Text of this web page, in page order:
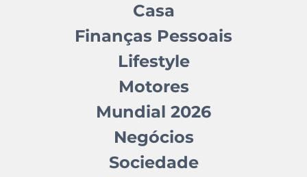
Casa
Finanças Pessoais
Lifestyle
Motores
Mundial 2026
Negócios
Sociedade